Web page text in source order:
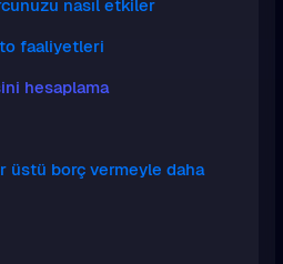
nasıl etkiler
faaliyetleri
hesaplama
borç vermeyle daha